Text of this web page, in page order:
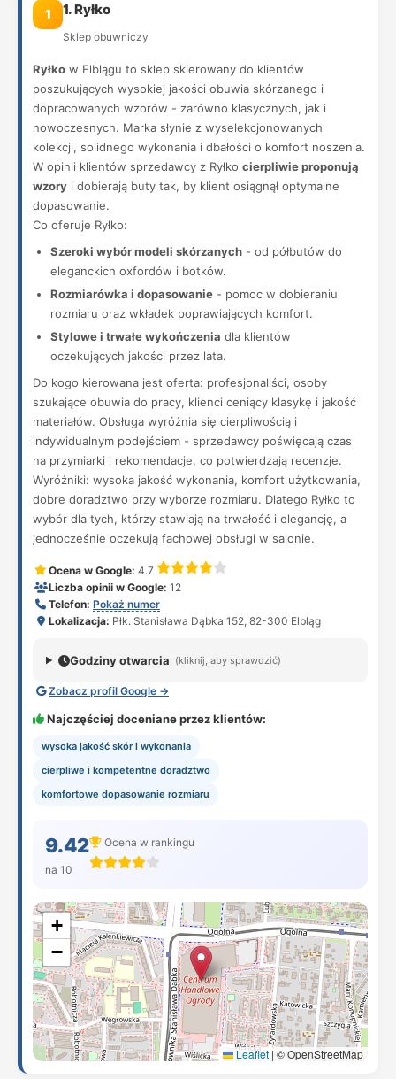
1 1. Ryłko
Sklep obuwniczy
Ryłko w Elblągu to sklep skierowany do klientów
poszukujących wysokiej jakości obuwia skórzanego i
dopracowanych wzorów - zarówno klasycznych, jak i
nowoczesnych. Marka słynie z wyselekcjonowanych
kolekcji, solidnego wykonania i dbałości o komfort noszenia.
W opinii klientów sprzedawcy z Ryłko cierpliwie proponują
wzory i dobierają buty tak, by klient osiągnął optymalne
dopasowanie.
Co oferuje Ryłko:
Szeroki wybór modeli skórzanych - od półbutów do
eleganckich oxfordów i botków.
Rozmiarówka i dopasowanie - pomoc w dobieraniu
rozmiaru oraz wkładek poprawiających komfort.
Stylowe i trwałe wykończenia dla klientów
oczekujących jakości przez lata.
Do kogo kierowana jest oferta: profesjonaliści, osoby
szukające obuwia do pracy, klienci ceniący klasykę i jakość
materiałów. Obsługa wyróżnia się cierpliwością i
indywidualnym podejściem - sprzedawcy poświęcają czas
na przymiarki i rekomendacje, co potwierdzają recenzje.
Wyróżniki: wysoka jakość wykonania, komfort użytkowania,
dobre doradztwo przy wyborze rozmiaru. Dlatego Ryłko to
wybór dla tych, którzy stawiają na trwałość i elegancję, a
jednocześnie oczekują fachowej obsługi w salonie.
Ocena w Google: 4.7
Liczba opinii w Google: 12
Telefon: Pokaż numer
Lokalizacja: Płk. Stanisława Dąbka 152, 82-300 Elbląg
Godziny otwarcia (kliknij, aby sprawdzić)
Zobacz profil Google →
Najczęściej doceniane przez klientów:
wysoka jakość skór i wykonania
cierpliwe i kompetentne doradztwo
komfortowe dopasowanie rozmiaru
9.42
na 10
Ocena w rankingu
+
−
Leaflet | © OpenStreetMap